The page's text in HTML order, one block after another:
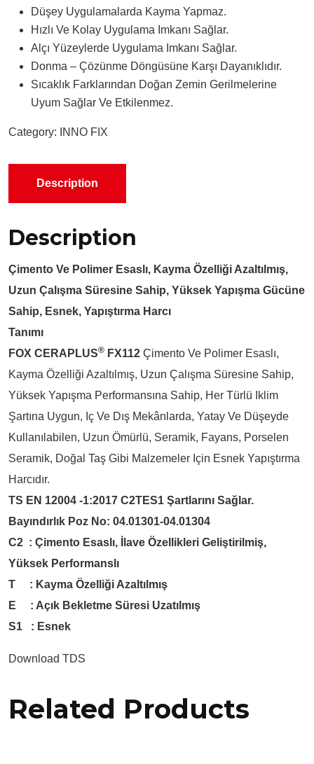
Düşey Uygulamalarda Kayma Yapmaz.
Hızlı Ve Kolay Uygulama Imkanı Sağlar.
Alçı Yüzeylerde Uygulama Imkanı Sağlar.
Donma – Çözünme Döngüsüne Karşı Dayanıklıdır.
Sıcaklık Farklarından Doğan Zemin Gerilmelerine
Uyum Sağlar Ve Etkilenmez.
Category: INNO FIX
Description
Description
Çimento Ve Polimer Esaslı, Kayma Özelliği Azaltılmış,
Uzun Çalışma Süresine Sahip, Yüksek Yapışma Gücüne
Sahip, Esnek, Yapıştırma Harcı
Tanımı
FOX CERAPLUS® FX112 Çimento Ve Polimer Esaslı,
Kayma Özelliği Azaltılmış, Uzun Çalışma Süresine Sahip,
Yüksek Yapışma Performansına Sahip, Her Türlü Iklim
Şartına Uygun, Iç Ve Dış Mekânlarda, Yatay Ve Düşeyde
Kullanılabilen, Uzun Ömürlü, Seramik, Fayans, Porselen
Seramik, Doğal Taş Gibi Malzemeler Için Esnek Yapıştırma
Harcıdır.
TS EN 12004 -1:2017 C2TES1 Şartlarını Sağlar.
Bayındırlık Poz No: 04.01301-04.01304
C2 : Çimento Esaslı, İlave Özellikleri Geliştirilmiş,
Yüksek Performanslı
T : Kayma Özelliği Azaltılmış
E : Açık Bekletme Süresi Uzatılmış
S1 : Esnek
Download TDS
Related Products